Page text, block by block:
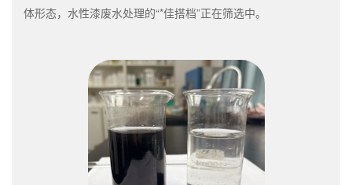
体形态，水性漆废水处理的“*佳搭档”正在筛选中。